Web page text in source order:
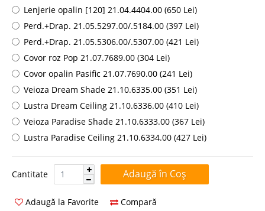
Lenjerie opalin [120] 21.04.4404.00 (650 Lei)
Perd.+Drap. 21.05.5297.00/.5184.00 (397 Lei)
Perd.+Drap. 21.05.5306.00/.5307.00 (421 Lei)
Covor roz Pop 21.07.7689.00 (304 Lei)
Covor opalin Pasific 21.07.7690.00 (241 Lei)
Veioza Dream Shade 21.10.6335.00 (351 Lei)
Lustra Dream Ceiling 21.10.6336.00 (410 Lei)
Veioza Paradise Shade 21.10.6333.00 (367 Lei)
Lustra Paradise Ceiling 21.10.6334.00 (427 Lei)
Cantitate Cantitate:
Adaugă la Favorite Compară